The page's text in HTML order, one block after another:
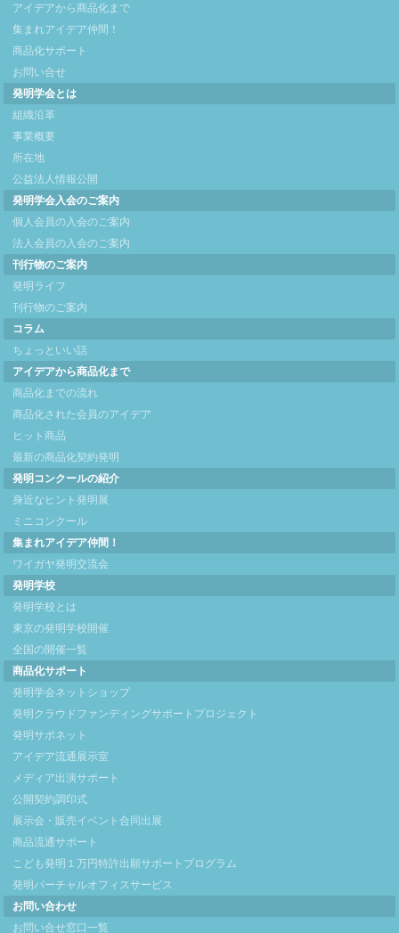
アイデアから商品化まで
集まれアイデア仲間！
商品化サポート
お問い合せ
発明学会とは
組織沿革
事業概要
所在地
公益法人情報公開
発明学会入会のご案内
個人会員の入会のご案内
法人会員の入会のご案内
刊行物のご案内
発明ライフ
刊行物のご案内
コラム
ちょっといい話
アイデアから商品化まで
商品化までの流れ
商品化された会員のアイデア
ヒット商品
最新の商品化契約発明
発明コンクールの紹介
身近なヒント発明展
ミニコンクール
集まれアイデア仲間！
ワイガヤ発明交流会
発明学校
発明学校とは
東京の発明学校開催
全国の開催一覧
商品化サポート
発明学会ネットショップ
発明クラウドファンディングサポートプロジェクト
発明サポネット
アイデア流通展示室
メディア出演サポート
公開契約調印式
展示会・販売イベント合同出展
商品流通サポート
こども発明１万円特許出願サポートプログラム
発明バーチャルオフィスサービス
お問い合わせ
お問い合せ窓口一覧